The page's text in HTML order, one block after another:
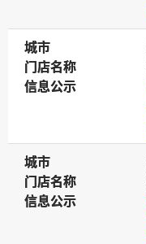
城市
城市
门店名称
门店名称
信息公示
信息公示
城市
城市
门店名称
门店名称
信息公示
信息公示